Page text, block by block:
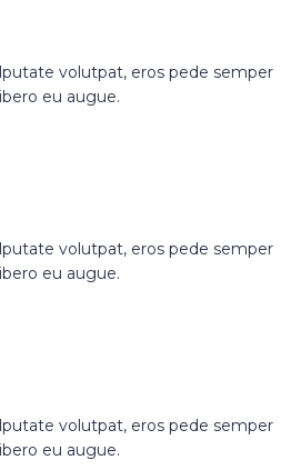
volutpat, eros pede semper
eu augue.
volutpat, eros pede semper
eu augue.
volutpat, eros pede semper
eu augue.